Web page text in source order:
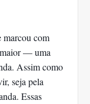
marcou com
— uma
Assim como
seja pela
Essas